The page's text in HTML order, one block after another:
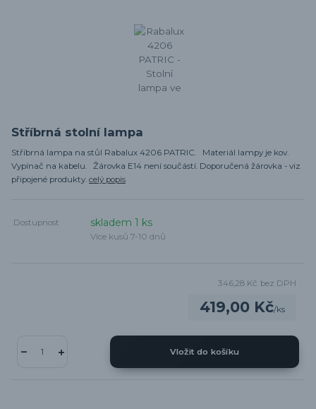
Stříbrná stolní lampa
Stříbrná lampa na stůl Rabalux 4206 PATRIC. Materiál lampy je kov.
Vypínač na kabelu. Žárovka E14 není součástí. Doporučená žárovka - viz
připojené produkty. celý popis
Dostupnost skladem 1 ks
Více kusů 7-10 dnů
419,00 Kč/ks
346,28 Kč bez DPH
Vložit do košíku